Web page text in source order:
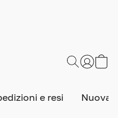
e resi Nuova